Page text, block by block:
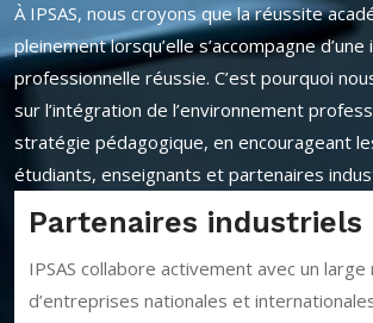
À IPSAS, nous croyons que la réussite
pleinement lorsqu’elle s’accompagne
professionnelle réussie. C’est pourquoi
sur l’intégration de l’environnement
stratégie pédagogique, en encourageant
étudiants, enseignants et partenaires
industriels
collabore activement avec un large réseau
nationales et internationales dans